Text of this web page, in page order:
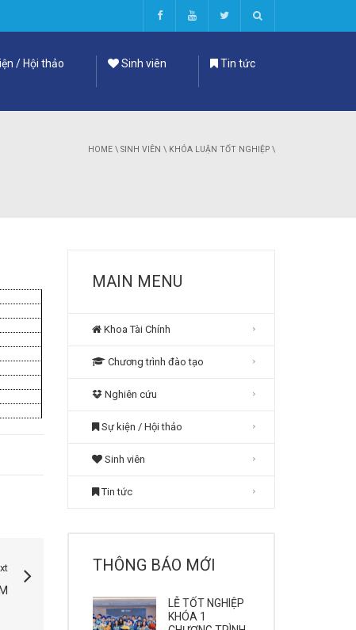
/ Hội thảo Sinh viên Tin tức
HOME \ SINH VIÊN \ KHÓA LUẬN TỐT NGHIỆP \
MAIN MENU
Khoa Tài Chính
Chương trình đào tạo
Nghiên cứu
Sự kiện / Hội thảo
Sinh viên
Tin tức
THÔNG BÁO MỚI
LỄ TỐT NGHIỆP
KHÓA 1